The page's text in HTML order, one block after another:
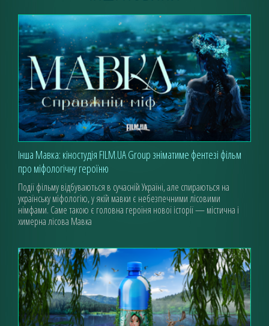
Інша Мавка: кіноcтудія FILM.UA Group зніматиме фентезі фільм
про міфологічну героїню
Події фільму відбуваються в сучасній Україні, але спираються на
українську міфологію, у якій мавки є небезпечними лісовими
німфами. Саме такою є головна героїня нової історії — містична і
химерна лісова Мавка